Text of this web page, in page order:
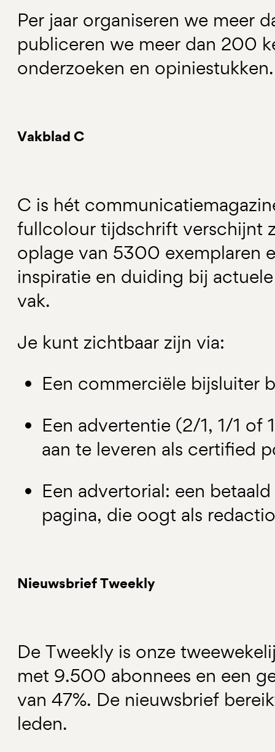
Per jaar organiseren we meer
publiceren we meer dan 200
onderzoeken en opiniestukken.
Vakblad C
C is hét
fullcolour tijdschrift verschijnt
oplage van 5300 exemplaren
inspiratie en duiding bij
vak.
Je kunt zichtbaar zijn via:
Een commerciële bijsluiter
Een advertentie (2/1, 1/1 of
aan te leveren als certified
Een advertorial: een
pagina, die oogt als
Nieuwsbrief Tweekly
De Tweekly is onze
met 9.500 abonnees en een
van 47%. De nieuwsbrief
leden.